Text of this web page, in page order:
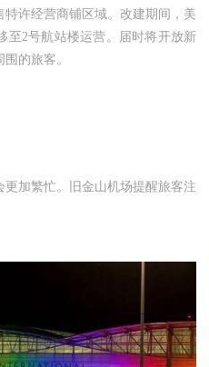
许经营商铺区域。改建期间，美
至2号航站楼运营。届时将开放新
的旅客。
加繁忙。旧金山机场提醒旅客注